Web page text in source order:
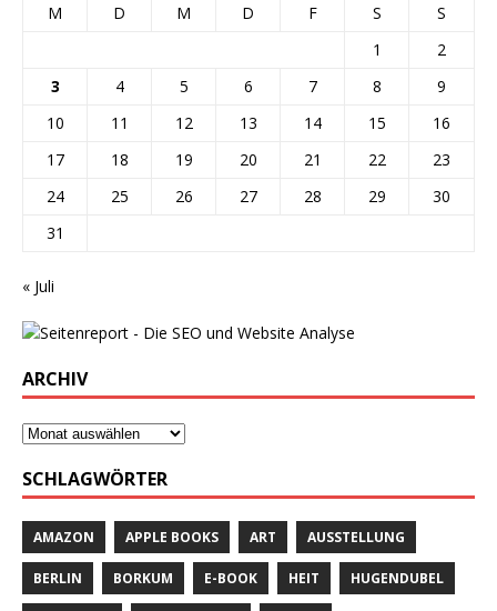
M D M D F S
S
1
2
3
4 5 6 7 8
9
10
11 12 13 14 15
16
17
18 19 20 21 22
23
24
25 26 27 28 29
30
31
« Juli
ARCHIV
SCHLAGWÖRTER
AMAZON APPLE BOOKS ART AUSSTELLUNG
BERLIN BORKUM E-BOOK HEIT HUGENDUBEL